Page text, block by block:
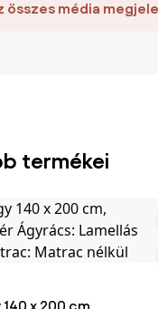
összes média
termékei
140 x 200 cm,